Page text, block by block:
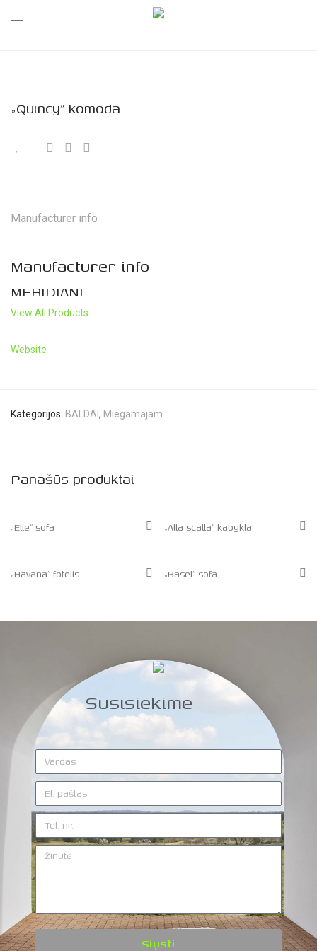
„Quincy” komoda
Manufacturer info
Manufacturer info
MERIDIANI
View All Products
Website
Kategorijos: BALDAI , Miegamajam
Panašūs produktai
„Elle” sofa „Alla scalla” kabykla
„Havana” fotelis „Basel” sofa
Susisiekime
Siųsti